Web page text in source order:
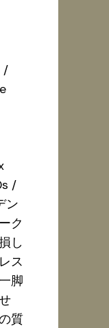
/
/
ン
ク
し
ス
脚
質